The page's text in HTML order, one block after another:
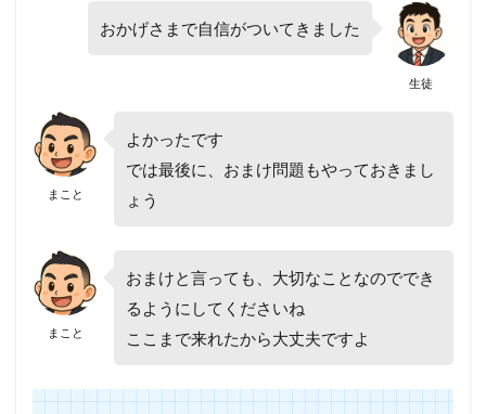
生徒
おかげさまで自信がついてきました
まこと
よかったです
では最後に、おまけ問題もやっておきまし
ょう
まこと
おまけと言っても、大切なことなのででき
るようにしてくださいね
ここまで来れたから大丈夫ですよ